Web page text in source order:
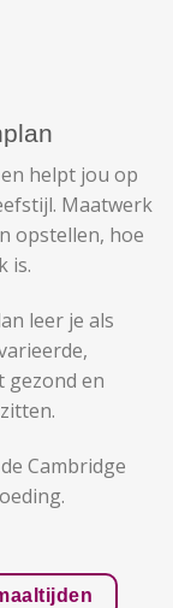
helpt jou op
Maatwerk
opstellen, hoe
is.
leer je als
gezond en
Cambridge